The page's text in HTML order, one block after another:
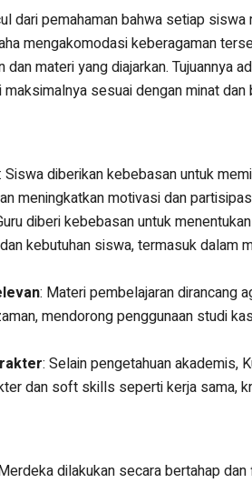
dari pemahaman bahwa setiap
mengakomodasi keberagaman
materi yang diajarkan. Tujuannya
sesuai dengan minat dan
: Siswa diberikan kebebasan untuk
meningkatkan motivasi dan
diberi kebebasan untuk
kebutuhan siswa, termasuk dalam
: Materi pembelajaran dirancang
mendorong penggunaan studi
: Selain pengetahuan akademis,
dan soft skills seperti kerja sama,
dilakukan secara bertahap